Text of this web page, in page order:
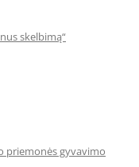
skelbimą“
priemonės gyvavimo